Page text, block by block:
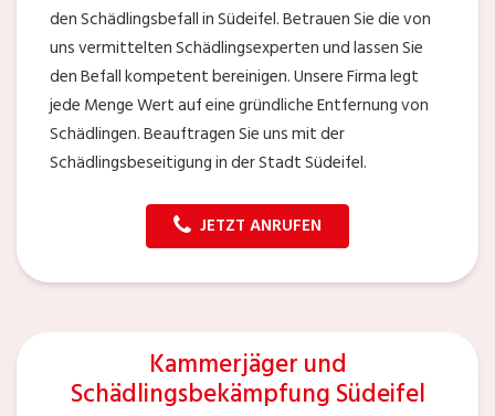
den Schädlingsbefall in Südeifel. Betrauen Sie die von
uns vermittelten Schädlingsexperten und lassen Sie
den Befall kompetent bereinigen. Unsere Firma legt
jede Menge Wert auf eine gründliche Entfernung von
Schädlingen. Beauftragen Sie uns mit der
Schädlingsbeseitigung in der Stadt Südeifel.
JETZT ANRUFEN
Kammerjäger und
Schädlingsbekämpfung Südeifel